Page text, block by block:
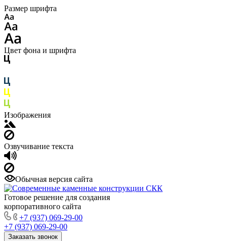
Размер шрифта
Цвет фона и шрифта
Изображения
Озвучивание текста
Обычная версия сайта
Готовое решение для создания
корпоративного сайта
+7 (937) 069-29-00
+7 (937) 069-29-00
Заказать звонок